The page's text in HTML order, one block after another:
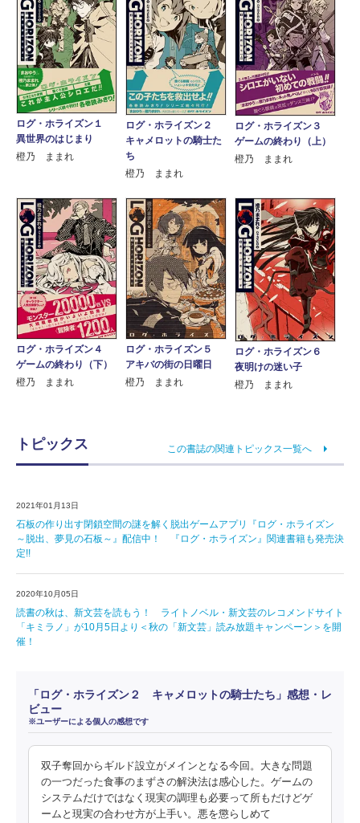
ログ・ホライズン１
異世界のはじまり
橙乃 ままれ
ログ・ホライズン２
キャメロットの騎士た
ち
橙乃 ままれ
ログ・ホライズン３
ゲームの終わり（上）
橙乃 ままれ
ログ・ホライズン４
ゲームの終わり（下）
橙乃 ままれ
ログ・ホライズン５
アキバの街の日曜日
橙乃 ままれ
ログ・ホライズン６
夜明けの迷い子
橙乃 ままれ
トピックス この書誌の関連トピックス一覧へ
2021年01月13日
石板の作り出す閉鎖空間の謎を解く脱出ゲームアプリ『ログ・ホライズン
～脱出、夢見の石板～』配信中！ 『ログ・ホライズン』関連書籍も発売決
定!!
2020年10月05日
読書の秋は、新文芸を読もう！ ライトノベル・新文芸のレコメンドサイト
「キミラノ」が10月5日より＜秋の「新文芸」読み放題キャンペーン＞を開
催！
「ログ・ホライズン２ キャメロットの騎士たち」感想・レ
ビュー
※ユーザーによる個人の感想です
双子奪回からギルド設立がメインとなる今回。大きな問題
の一つだった食事のまずさの解決法は感心した。ゲームの
システムだけではなく現実の調理も必要って所もだけどゲ
ームと現実の合わせ方が上手い。悪を懲らしめて